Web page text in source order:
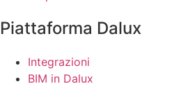
Piattaforma Dalux
Integrazioni
BIM in Dalux